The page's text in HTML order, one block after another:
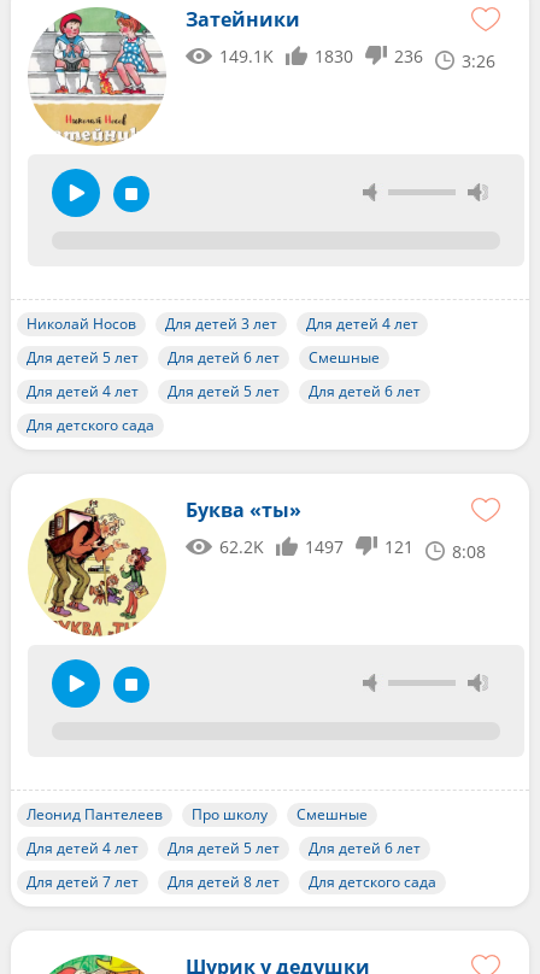
Затейники
149.1K 1830 236 3:26
Николай Носов Для детей 3 лет
Для детей 4 лет
Для детей 5 лет
Для детей 6 лет
Смешные
Для детей 4 лет
Для детей 5 лет
Для детей 6 лет
Для детского сада
Буква «ты»
62.2K 1497 121 8:08
Леонид Пантелеев Про школу
Смешные
Для детей 4 лет
Для детей 5 лет
Для детей 6 лет
Для детей 7 лет
Для детей 8 лет Для детского сада
Шурик у дедушки